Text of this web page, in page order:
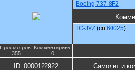
Boeing 737-8F2
TC-JVZ (cn 60025)
Просмотров:
355
Комментариев:
0
ID: 0000122922 Самолет и